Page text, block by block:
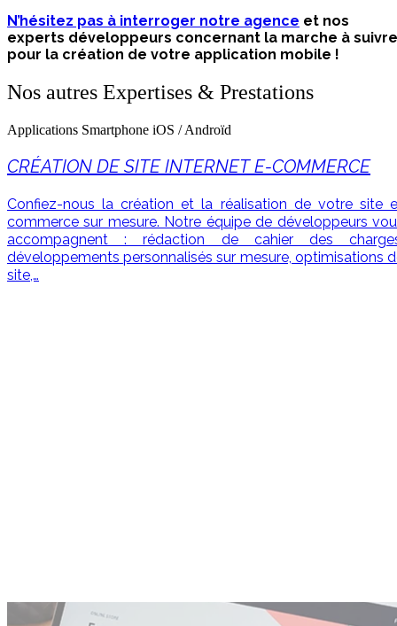
N’hésitez pas à interroger notre agence et nos
experts développeurs concernant la marche à suivre
pour la création de votre application mobile !
Nos autres Expertises & Prestations
Applications Smartphone iOS / Androïd
CRÉATION DE SITE INTERNET E-COMMERCE
Confiez-nous la création et la réalisation de votre site
commerce sur mesure. Notre équipe de développeurs
accompagnent : rédaction de cahier des
développements personnalisés sur mesure, optimisations
site,…